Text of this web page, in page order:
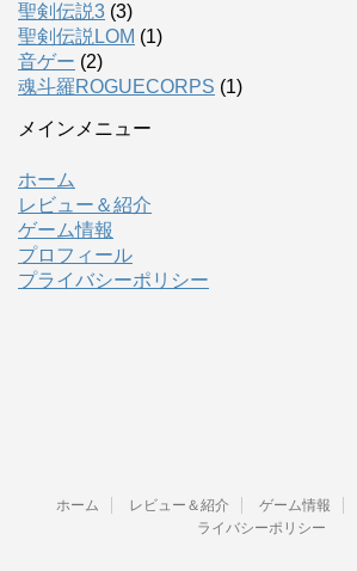
聖剣伝説3 (3)
聖剣伝説LOM (1)
音ゲー (2)
魂斗羅ROGUECORPS (1)
メインメニュー
ホーム
レビュー＆紹介
ゲーム情報
プロフィール
プライバシーポリシー
ホーム レビュー＆紹介 ゲーム情報
ライバシーポリシー